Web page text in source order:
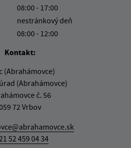
08:00 - 17:00
nestránkový deň
08:00 - 12:00
Kontakt:
(Abrahámovce)
(Abrahámovce)
č. 56
72 Vrbov
52 459 04 34